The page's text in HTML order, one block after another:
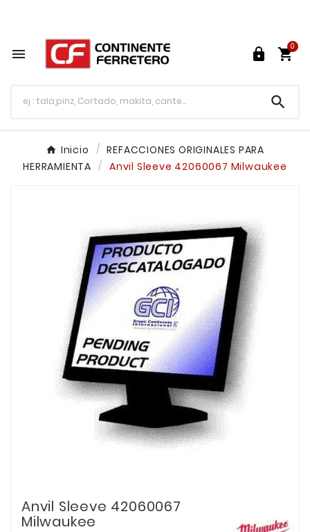
  
0

Inicio
REFACCIONES ORIGINALES PARA
HERRAMIENTA
Anvil Sleeve 42060067 Milwaukee
Anvil Sleeve 42060067
Milwaukee